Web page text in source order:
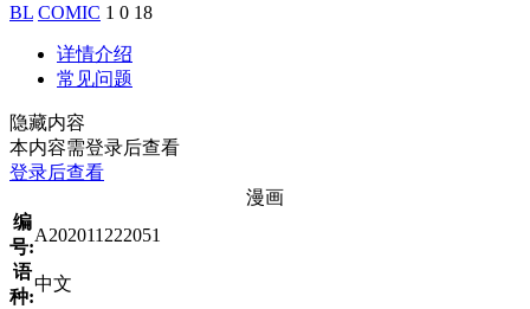
BL COMIC 1 0 18
详情介绍
常见问题
隐藏内容
本内容需登录后查看
登录后查看
漫画
编
号:
A202011222051
语
种:
中文